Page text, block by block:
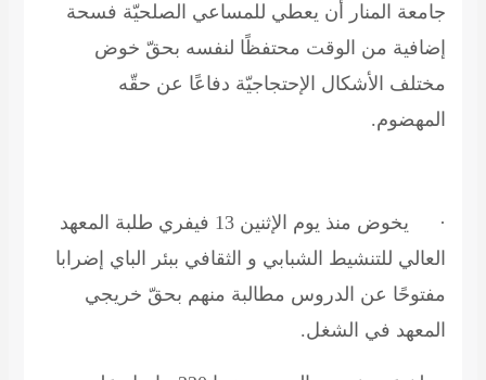
جامعة المنار أن يعطي للمساعي الصلحيّة فسحة
إضافية من الوقت محتفظًا لنفسه بحقّ خوض
مختلف الأشكال الإحتجاجيّة دفاعًا عن حقّه
المهضوم.
·
يخوض منذ يوم الإثنين 13 فيفري طلبة المعهد
العالي للتنشيط الشبابي و الثقافي ببئر الباي إضرابا
مفتوحًا عن الدروس مطالبة منهم بحقّ خريجي
المعهد في الشغل.